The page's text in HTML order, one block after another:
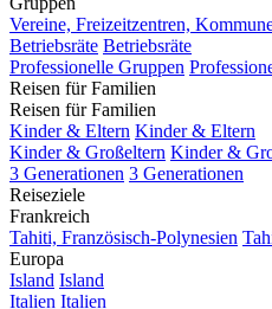
Vereine, Freizeitzentren,
Betriebsräte Betriebsräte
Professionelle Gruppen
Reisen für Familien
Reisen für Familien
Kinder & Eltern Kinder & Eltern
Kinder & Großeltern Kinder &
3 Generationen 3 Generationen
Reiseziele
Frankreich
Tahiti, Französisch-Polynesien
Europa
Island Island
Italien Italien